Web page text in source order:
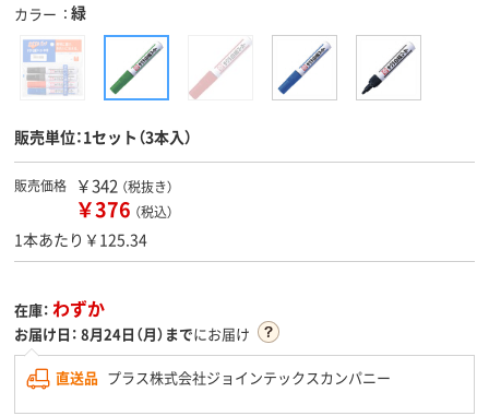
カラー 緑
販売単位：1セット（3本入）
販売価格 ￥342 （税抜き）
￥376 （税込）
1本あたり￥125.34
在庫： わずか
お届け日： 8月24日（月）までにお届け
直送品 プラス株式会社ジョインテックスカンパニー